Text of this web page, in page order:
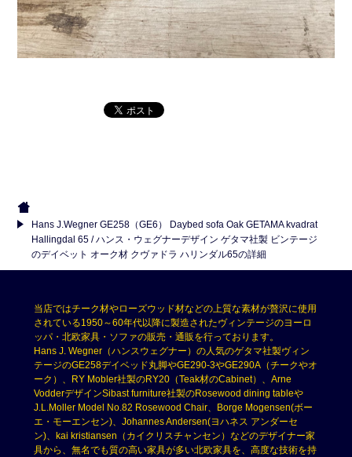
Hans J.Wegner GE258（GE6） Daybed sofa Oak GETAMA kvadrat
Hallingdal 65 / ハンス・ウェグナーデザイン ゲタマ社製 ビンテージ
のデイベット オーク材 クヴァドラ ハリンダル65の詳細
当店ではチーク材やローズウッド材などの上質な素材が贅沢に使用
されている1950～60年代以降に製造されたヴィンテージのヨーロ
ッパ・北欧家具・ソファの販売・通販を行っております。
Hans J. Wegner（ハンスウェグナー）の人気のゲタマ社製ヴィン
テージのGE258デイベッド丸脚やGE290-3やGE290A（チークやオ
ーク）、RY Mobler社製のRY20（Teak材のCabinet）、Arne
VodderデザインSibast furniture社製のRosewood dining tableや
J.L.Moller Model No.82 Rosewood Chair、Borge Mogensen(ボー
エ・モーエンセン)、Johannes Andersen(ヨハネス アンダーセ
ン)、kai kristiansen（カイクリスチャンセン）などのデザイナー家
具から、無名でも質の高い家具が多い北欧家具を、高度な技術を持